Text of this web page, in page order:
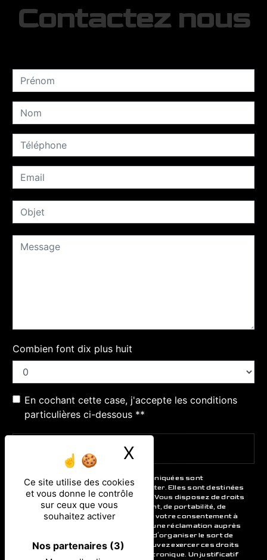
Ce site utilise des cookies
et vous donne le contrôle
sur ceux que vous
souhaitez activer
Nos partenaires (3)
X
Contactez nous
Combien font dix plus huit
En cochant cette case, j'accepte les conditions
particulières ci-dessous **
ENVOYER
** Les données personnelles communiquées sont
nécessaires aux fins de vous contacter. Elles sont destinées
à l'entreprise et ses sous-traitants. Vous disposez de droits
d’accès, de rectification, d’effacement, de portabilité, de
limitation, d’opposition, de retrait de votre consentement à
tout moment et du droit d’introduire une réclamation auprès
d’une autorité de contrôle, ainsi que d’organiser le sort de
vos données post-mortem. Vous pouvez exercer ces droits
par voie postale ou par courrier électronique. Un justificatif